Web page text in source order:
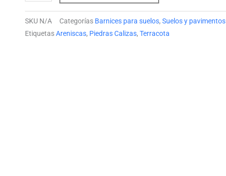
hasta
618.14 €
y
Mate)
cantidad
SKU N/A Categorías Barnices para suelos, Suelos y pavimentos
EtiquetasAreniscas, Piedras Calizas, Terracota